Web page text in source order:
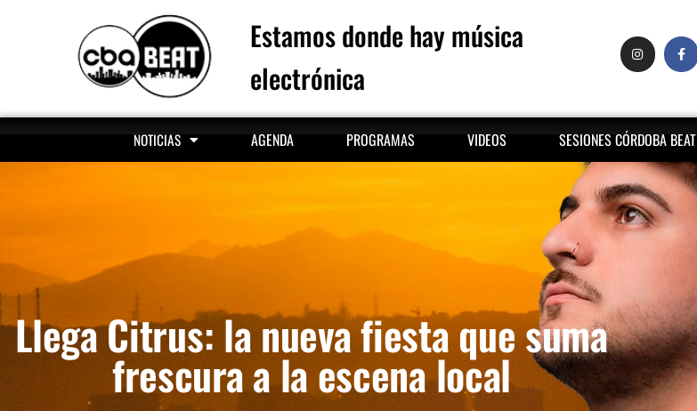
Estamos donde hay música
electrónica
NOTICIAS AGENDA PROGRAMAS VIDEOS SESIONES CÓRDOBA BEAT
Llega Citrus: la nueva fiesta que suma
frescura a la escena local